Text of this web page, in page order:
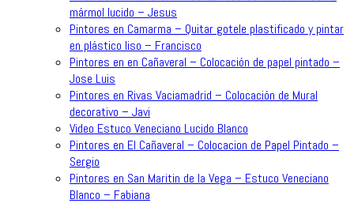
mármol lucido – Jesus
Pintores en Camarma – Quitar gotele plastificado y pintar
en plástico liso – Francisco
Pintores en en Cañaveral – Colocación de papel pintado –
Jose Luis
Pintores en Rivas Vaciamadrid – Colocación de Mural
decorativo – Javi
Video Estuco Veneciano Lucido Blanco
Pintores en El Cañaveral – Colocacion de Papel Pintado –
Sergio
Pintores en San Maritin de la Vega – Estuco Veneciano
Blanco – Fabiana